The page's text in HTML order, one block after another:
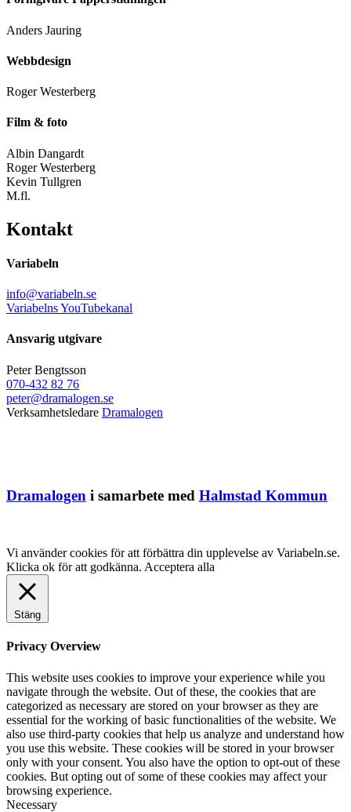
Anders Jauring
Webbdesign
Roger Westerberg
Film & foto
Albin Dangardt
Roger Westerberg
Kevin Tullgren
M.fl.
Kontakt
Variabeln
info@variabeln.se
Variabelns YouTubekanal
Ansvarig utgivare
Peter Bengtsson
070-432 82 76
peter@dramalogen.se
Verksamhetsledare Dramalogen
Dramalogen i samarbete med Halmstad Kommun
Vi använder cookies för att förbättra din upplevelse av Variabeln.se.
Klicka ok för att godkänna. Acceptera alla
Stäng
Privacy Overview
This website uses cookies to improve your experience while you
navigate through the website. Out of these, the cookies that are
categorized as necessary are stored on your browser as they are
essential for the working of basic functionalities of the website. We
also use third-party cookies that help us analyze and understand how
you use this website. These cookies will be stored in your browser
only with your consent. You also have the option to opt-out of these
cookies. But opting out of some of these cookies may affect your
browsing experience.
Necessary